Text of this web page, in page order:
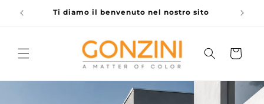
direttamenteTi diamo il benvenuto nel nostro sito
Carrello